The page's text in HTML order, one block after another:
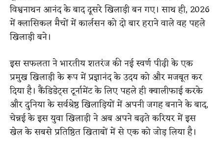
विश्वनाथन आनंद के बाद दूसरे खिलाड़ी बन गए। साथ ही, 2026
में क्लासिकल मैचों में कार्लसन को दो बार हराने वाले वह पहले
खिलाड़ी बने।
इस सफलता ने भारतीय शतरंज की नई स्वर्ण पीढ़ी के एक
प्रमुख खिलाड़ी के रूप में प्रज्ञानंद के उदय को और मजबूत कर
दिया है। कैंडिडेट्स टूर्नामेंट के लिए पहले ही क्वालीफाई करके
और दुनिया के सर्वश्रेष्ठ खिलाड़ियों में अपनी जगह बनाने के बाद,
चेन्नई के इस युवा खिलाड़ी ने अब अपने बढ़ते करियर में इस
खेल के सबसे प्रतिष्ठित खिताबों में से एक को जोड़ लिया है।